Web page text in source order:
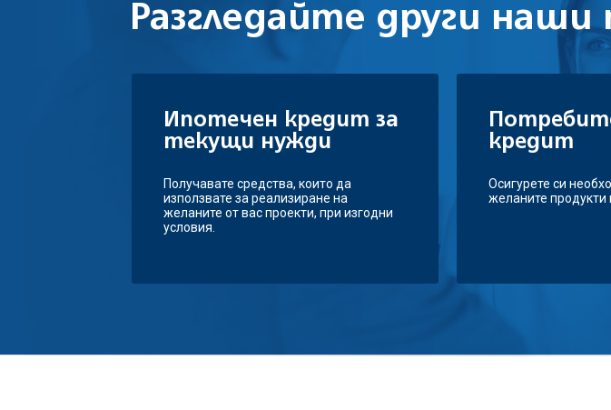
Разгледайте други наши
Ипотечен кредит за
текущи нужди
Получавате средства, които да
използвате за реализиране на
желаните от вас проекти, при изгодни
условия.
кредит
Осигурете си
желаните продукти